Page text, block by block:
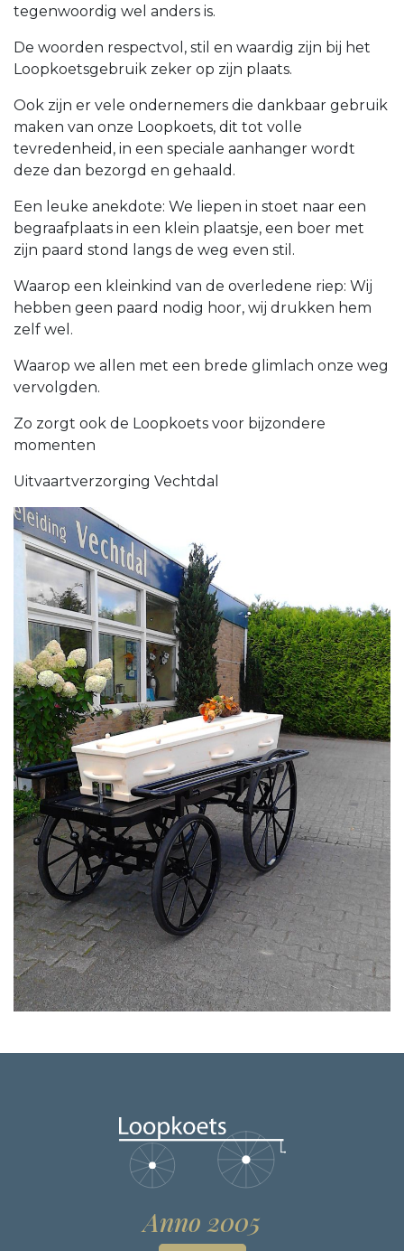
tegenwoordig wel anders is.
De woorden respectvol, stil en waardig zijn bij het
Loopkoetsgebruik zeker op zijn plaats.
Ook zijn er vele ondernemers die dankbaar gebruik
maken van onze Loopkoets, dit tot volle
tevredenheid, in een speciale aanhanger wordt
deze dan bezorgd en gehaald.
Een leuke anekdote: We liepen in stoet naar een
begraafplaats in een klein plaatsje, een boer met
zijn paard stond langs de weg even stil.
Waarop een kleinkind van de overledene riep: Wij
hebben geen paard nodig hoor, wij drukken hem
zelf wel.
Waarop we allen met een brede glimlach onze weg
vervolgden.
Zo zorgt ook de Loopkoets voor bijzondere
momenten
Uitvaartverzorging Vechtdal
Anno 2005